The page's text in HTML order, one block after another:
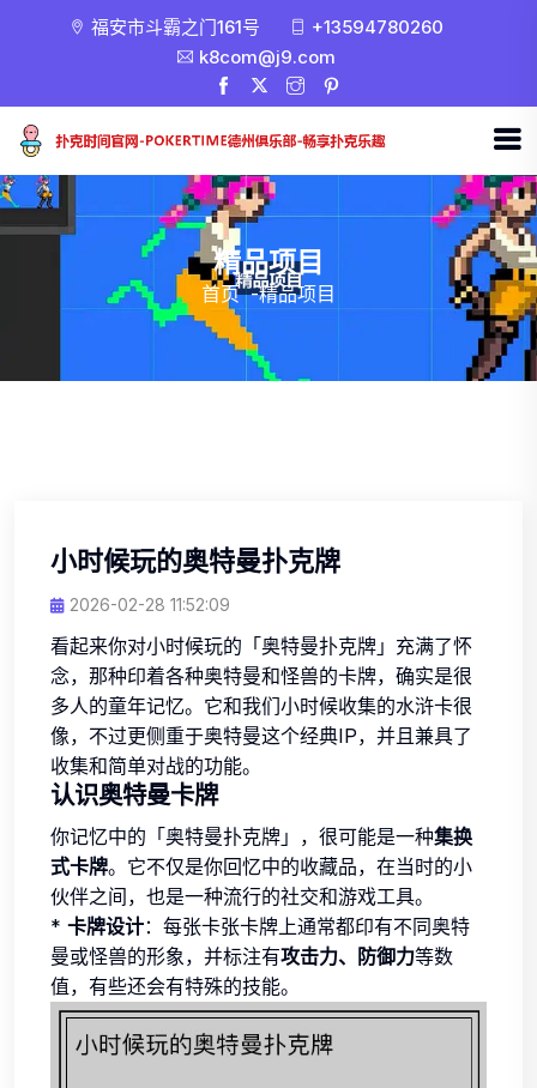
福安市斗霸之门161号
+13594780260
k8com@j9.com
精品项目
首页 -精品项目
小时候玩的奥特曼扑克牌
2026-02-28 11:52:09
看起来你对小时候玩的「奥特曼扑克牌」充满了怀
念，那种印着各种奥特曼和怪兽的卡牌，确实是很
多人的童年记忆。它和我们小时候收集的水浒卡很
像，不过更侧重于奥特曼这个经典IP，并且兼具了
收集和简单对战的功能。
认识奥特曼卡牌
你记忆中的「奥特曼扑克牌」，很可能是一种集换
式卡牌。它不仅是你回忆中的收藏品，在当时的小
伙伴之间，也是一种流行的社交和游戏工具。
* 卡牌设计：每张卡张卡牌上通常都印有不同奥特
曼或怪兽的形象，并标注有攻击力、防御力等数
值，有些还会有特殊的技能。